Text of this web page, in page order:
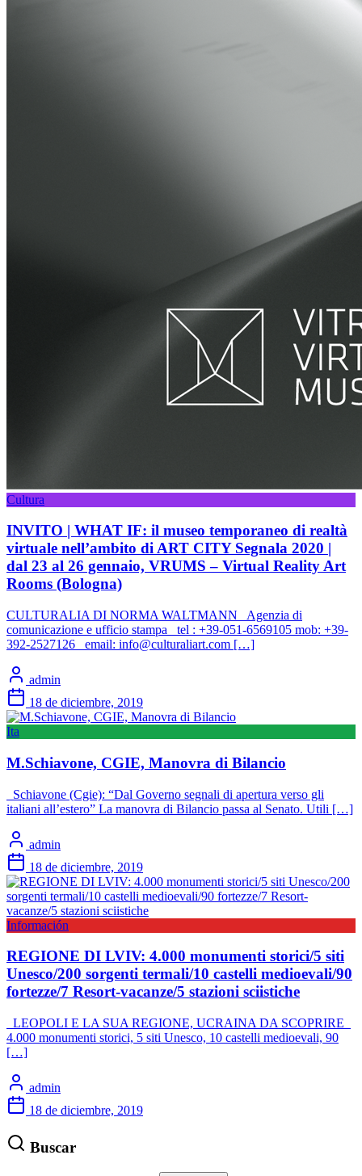
Cultura
INVITO | WHAT IF: il museo temporaneo di realtà
virtuale nell’ambito di ART CITY Segnala 2020 |
dal 23 al 26 gennaio, VRUMS – Virtual Reality Art
Rooms (Bologna)
CULTURALIA DI NORMA WALTMANN Agenzia di
comunicazione e ufficio stampa tel : +39-051-6569105 mob: +39-
392-2527126 email: info@culturaliart.com […]
admin
18 de diciembre, 2019
Ita
M.Schiavone, CGIE, Manovra di Bilancio
Schiavone (Cgie): “Dal Governo segnali di apertura verso gli
italiani all’estero” La manovra di Bilancio passa al Senato. Utili […]
admin
18 de diciembre, 2019
Información
REGIONE DI LVIV: 4.000 monumenti storici/5 siti
Unesco/200 sorgenti termali/10 castelli medioevali/90
fortezze/7 Resort-vacanze/5 stazioni sciistiche
LEOPOLI E LA SUA REGIONE, UCRAINA DA SCOPRIRE
4.000 monumenti storici, 5 siti Unesco, 10 castelli medioevali, 90
[…]
admin
18 de diciembre, 2019
Buscar